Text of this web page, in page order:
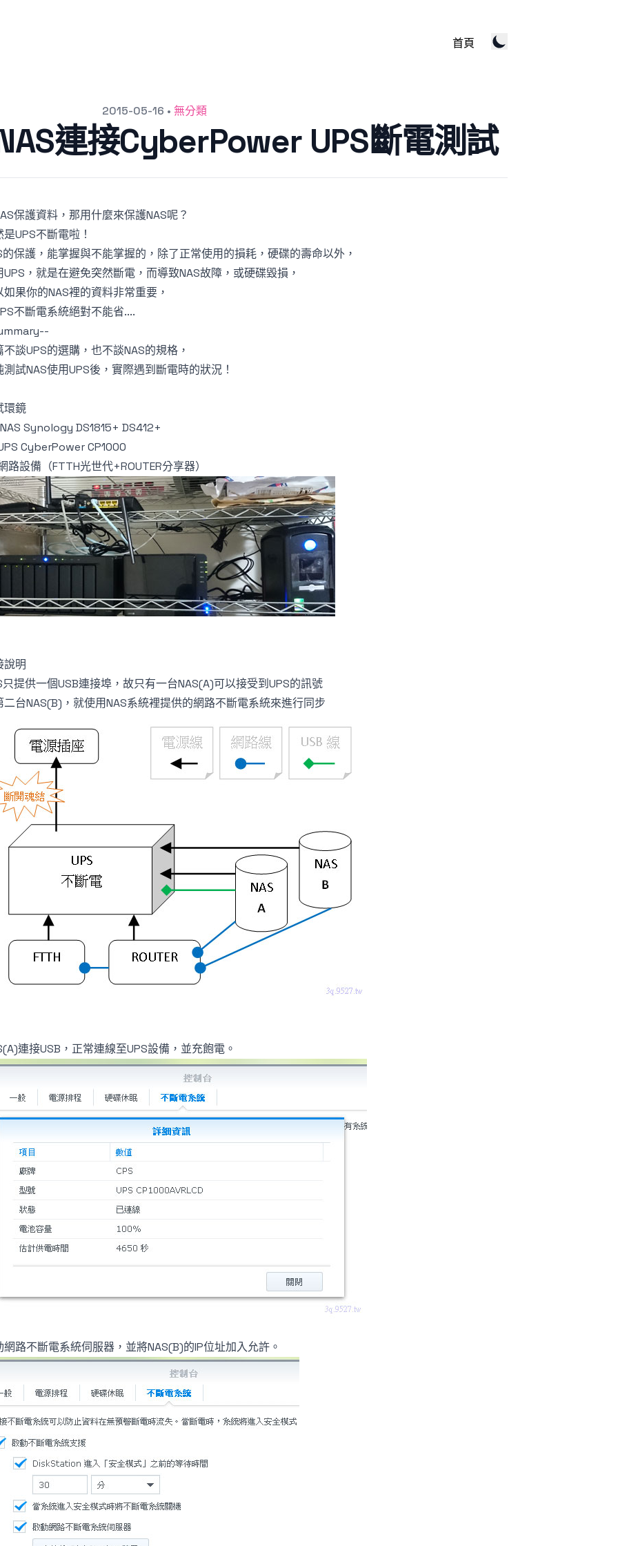
首頁
2015-05-16 • 無分類
連接CyberPower UPS斷電測試
保護資料，那用什麼來保護NAS呢？
是UPS不斷電啦！
的保護，能掌握與不能掌握的，除了正常使用的損耗，硬碟的壽命以外，
UPS，就是在避免突然斷電，而導致NAS故障，或硬碟毀損，
如果你的NAS裡的資料非常重要，
不斷電系統絕對不能省....
不談UPS的選購，也不談NAS的規格，
測試NAS使用UPS後，實際遇到斷電時的狀況！
環鏡
Synology DS1815+ DS412+
CyberPower CP1000
路設備（FTTH光世代+ROUTER分享器）
說明
只提供一個USB連接埠，故只有一台NAS(A)可以接受到UPS的訊號
二台NAS(B)，就使用NAS系統裡提供的網路不斷電系統來進行同步
連接USB，正常連線至UPS設備，並充飽電。
網路不斷電系統伺服器，並將NAS(B)的IP位址加入允許。